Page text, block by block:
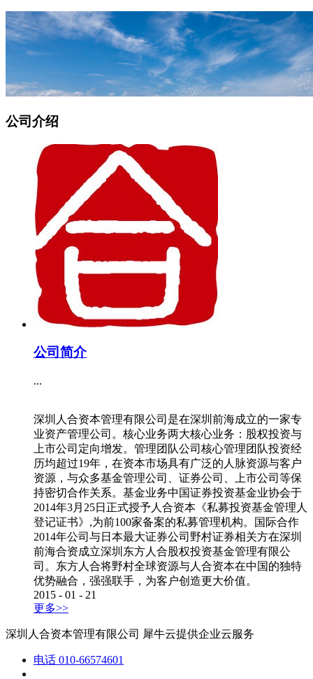
公司介绍
公司简介
...
深圳人合资本管理有限公司是在深圳前海成立的一家专
业资产管理公司。核心业务两大核心业务：股权投资与
上市公司定向增发。管理团队公司核心管理团队投资经
历均超过19年，在资本市场具有广泛的人脉资源与客户
资源，与众多基金管理公司、证券公司、上市公司等保
持密切合作关系。基金业务中国证券投资基金业协会于
2014年3月25日正式授予人合资本《私募投资基金管理人
登记证书》,为前100家备案的私募管理机构。国际合作
2014年公司与日本最大证券公司野村证券相关方在深圳
前海合资成立深圳东方人合股权投资基金管理有限公
司。东方人合将野村全球资源与人合资本在中国的独特
优势融合，强强联手，为客户创造更大价值。
2015 - 01 - 21
更多>>
深圳人合资本管理有限公司 犀牛云提供企业云服务
电话 010-66574601